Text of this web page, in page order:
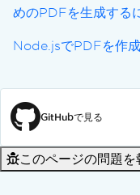
めのPDFを生成する
Node.jsでPDFを作
GitHubで見る
このページの問題を